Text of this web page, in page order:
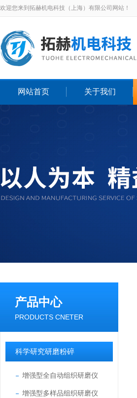
欢迎您来到拓赫机电科技（上海）有限公司网站！
网站首页 关于我们
产品中心
PRODUCTS CNETER
科学研究研磨粉碎
增强型全自动组织研磨仪
增强型多样品组织研磨仪